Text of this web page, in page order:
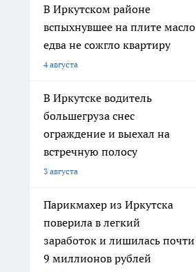
В Иркутском районе
вспыхнувшее на плите масло
едва не сожгло квартиру
4 августа
В Иркутске водитель
большегруза снес
ограждение и выехал на
встречную полосу
3 августа
Парикмахер из Иркутска
поверила в легкий
заработок и лишилась почти
9 миллионов рублей